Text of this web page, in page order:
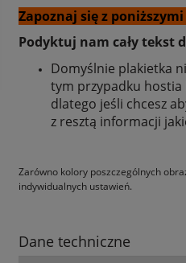
Anioł czuwający przy
30 x 40 cm
Cena regularna:116,44 zł
116,44 zł
Zapoznaj się z
Podyktuj nam cały tekst
Domyślnie plakietka
tym przypadku hostia
dlatego jeśli chcesz
z resztą informacji
Zarówno kolory poszczególnych
indywidualnych ustawień.
Dane techniczne